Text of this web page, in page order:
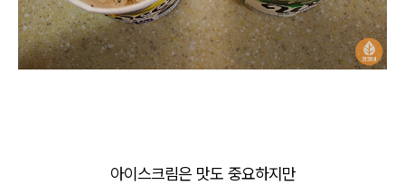
아이스크림은 맛도 중요하지만